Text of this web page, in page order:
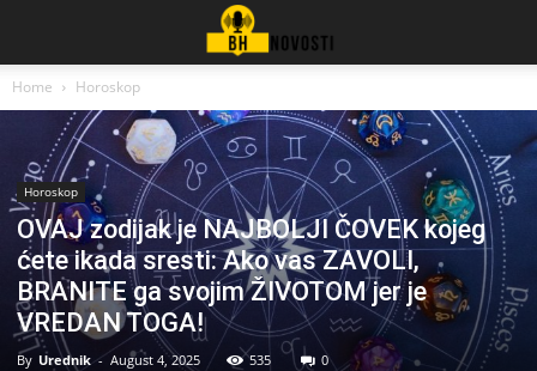
Home Horoskop
Horoskop
OVAJ zodijak je NAJBOLJI ČOVEK kojeg
ćete ikada sresti: Ako vas ZAVOLI,
BRANITE ga svojim ŽIVOTOM jer je
VREDAN TOGA!
By Urednik - August 4, 2025 535 0